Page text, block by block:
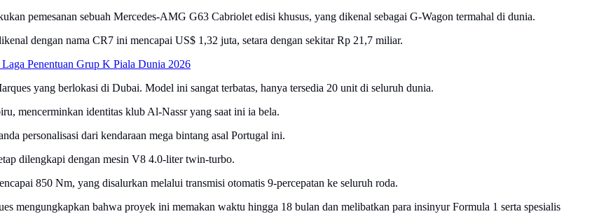
pemesanan sebuah Mercedes-AMG G63 Cabriolet edisi khusus, yang dikenal sebagai G-Wagon termahal di dunia.
dengan nama CR7 ini mencapai US$ 1,32 juta, setara dengan sekitar Rp 21,7 miliar.
Penentuan Grup K Piala Dunia 2026
yang berlokasi di Dubai. Model ini sangat terbatas, hanya tersedia 20 unit di seluruh dunia.
mencerminkan identitas klub Al-Nassr yang saat ini ia bela.
personalisasi dari kendaraan mega bintang asal Portugal ini.
dilengkapi dengan mesin V8 4.0-liter twin-turbo.
850 Nm, yang disalurkan melalui transmisi otomatis 9-percepatan ke seluruh roda.
mengungkapkan bahwa proyek ini memakan waktu hingga 18 bulan dan melibatkan para insinyur Formula 1 serta spesialis